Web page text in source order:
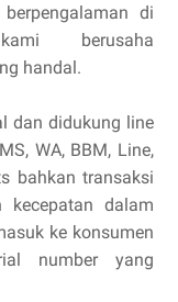
di
berusaha
handal.
dan didukung line
WA, BBM, Line,
bahkan transaksi
kecepatan dalam
ke konsumen
number yang